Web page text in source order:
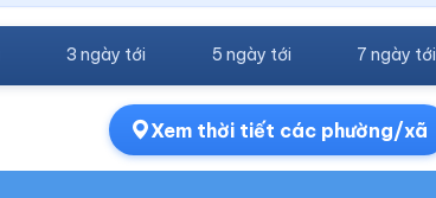
3 ngày tới 5 ngày tới 7 ngày tới
Xem thời tiết các phường/xã